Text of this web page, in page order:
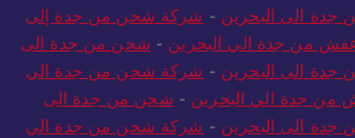
الى البحرين - شركة شحن من جدة إلى
من جدة الي البحرين - شحن من جدة الى
الى البحرين - شركة شحن من جدة الي
جدة الي البحرين - شحن من جدة الى
الى البحرين - شركة شحن من جدة الي